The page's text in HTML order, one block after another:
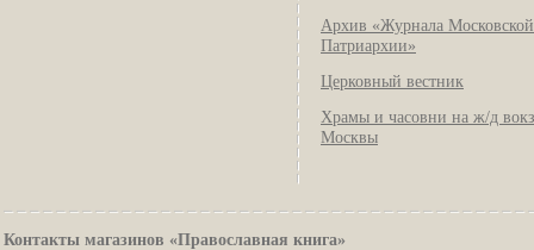
Архив «Журнала Московской
Патриархии»
Церковный вестник
Храмы и часовни на ж/д
Москвы
Контакты магазинов «Православная книга»